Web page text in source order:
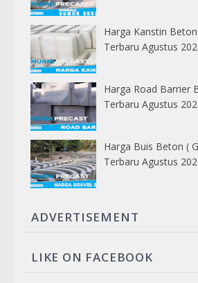
Harga Kanstin Beton
Terbaru Agustus
Harga Road Barrier
Terbaru Agustus
Harga Buis Beton (
Terbaru Agustus
ADVERTISEMENT
LIKE ON FACEBOOK